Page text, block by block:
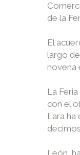
de la
El
largo
novena
La
con el
Lara
León,